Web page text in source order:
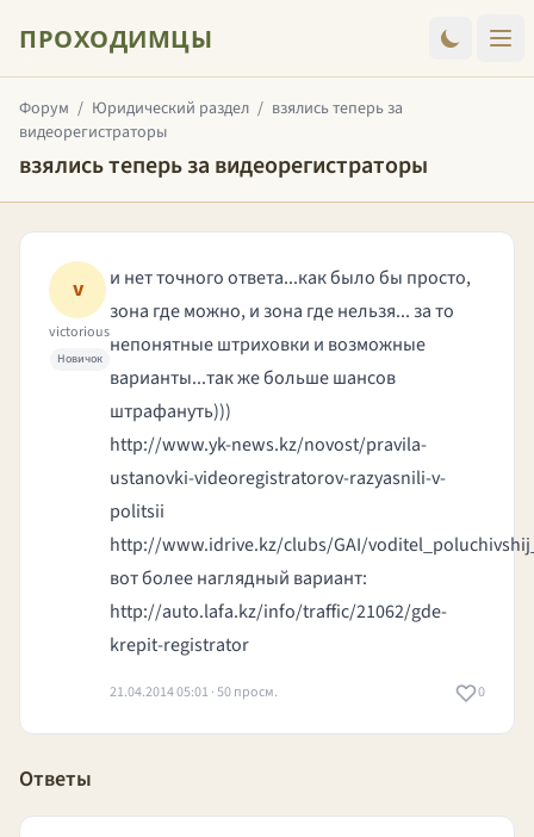
ПРОХОДИМЦЫ
Форум / Юридический раздел / взялись теперь за
видеорегистраторы
взялись теперь за видеорегистраторы
v
victorious
Новичок
и нет точного ответа...как было бы просто,
зона где можно, и зона где нельзя... за то
непонятные штриховки и возможные
варианты...так же больше шансов
штрафануть)))
http://www.yk-news.kz/novost/pravila-
ustanovki-videoregistratorov-razyasnili-v-
politsii
http://www.idrive.kz/clubs/GAI/
вот более наглядный вариант:
http://auto.lafa.kz/info/traffic/21062/gde-
krepit-registrator
21.04.2014 05:01 · 50 просм. 0
Ответы